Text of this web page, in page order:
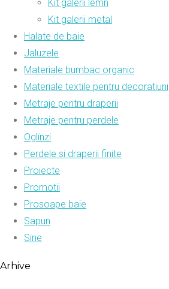
Kit galerii lemn
Kit galerii metal
Halate de baie
Jaluzele
Materiale bumbac organic
Materiale textile pentru decoratiuni
Metraje pentru draperii
Metraje pentru perdele
Oglinzi
Perdele si draperii finite
Proiecte
Promotii
Prosoape baie
Sapun
Sine
Arhive